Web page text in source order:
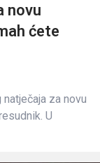
novu
ćete
za novu
U